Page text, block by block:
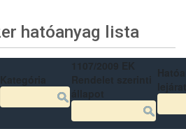
hatóanyag lista